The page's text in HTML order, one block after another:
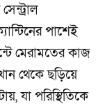
পাশেই
মেরামতের কাজ
থেকে ছড়িয়ে
যা পরিস্থিতিকে